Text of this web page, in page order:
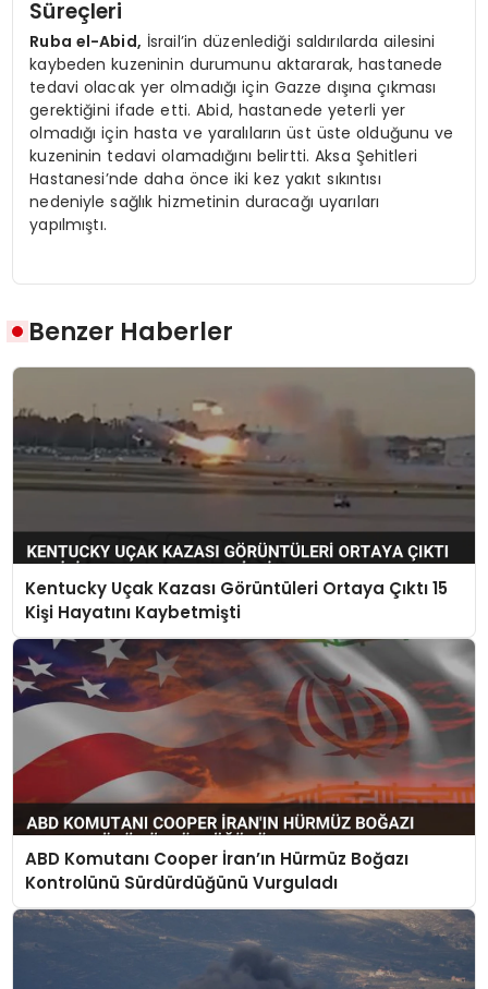
Süreçleri
Ruba el-Abid, İsrail’in düzenlediği saldırılarda ailesini
kaybeden kuzeninin durumunu aktararak, hastanede
tedavi olacak yer olmadığı için Gazze dışına çıkması
gerektiğini ifade etti. Abid, hastanede yeterli yer
olmadığı için hasta ve yaralıların üst üste olduğunu ve
kuzeninin tedavi olamadığını belirtti. Aksa Şehitleri
Hastanesi’nde daha önce iki kez yakıt sıkıntısı
nedeniyle sağlık hizmetinin duracağı uyarıları
yapılmıştı.
Benzer Haberler
Kentucky Uçak Kazası Görüntüleri Ortaya Çıktı 15
Kişi Hayatını Kaybetmişti
ABD Komutanı Cooper İran’ın Hürmüz Boğazı
Kontrolünü Sürdürdüğünü Vurguladı